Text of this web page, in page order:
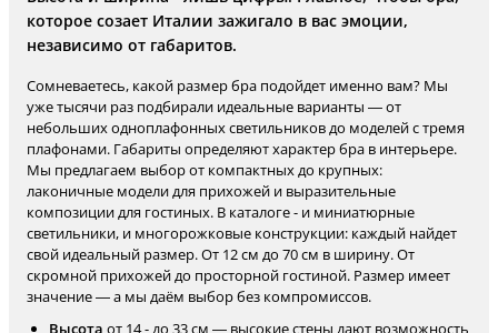
которое созает Италии зажигало в вас эмоции,
независимо от габаритов.
Сомневаетесь, какой размер бра подойдет именно вам? Мы
уже тысячи раз подбирали идеальные варианты — от
небольших одноплафонных светильников до моделей с тремя
плафонами. Габариты определяют характер бра в интерьере.
Мы предлагаем выбор от компактных до крупных:
лаконичные модели для прихожей и выразительные
композиции для гостиных. В каталоге - и миниатюрные
светильники, и многорожковые конструкции: каждый найдет
свой идеальный размер. От 12 см до 70 см в ширину. От
скромной прихожей до просторной гостиной. Размер имеет
значение — а мы даём выбор без компромиссов.
Высота от 14 - до 33 см — высокие стены дают возможность